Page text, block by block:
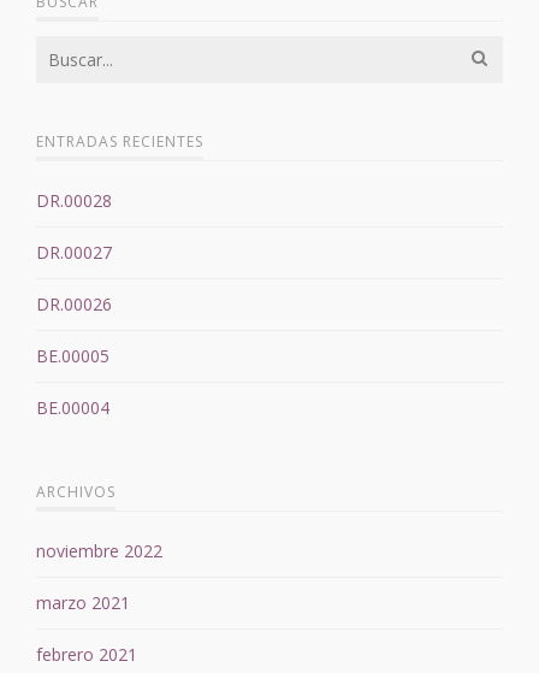
ENTRADAS RECIENTES
DR.00028
DR.00027
DR.00026
BE.00005
BE.00004
ARCHIVOS
noviembre 2022
marzo 2021
febrero 2021